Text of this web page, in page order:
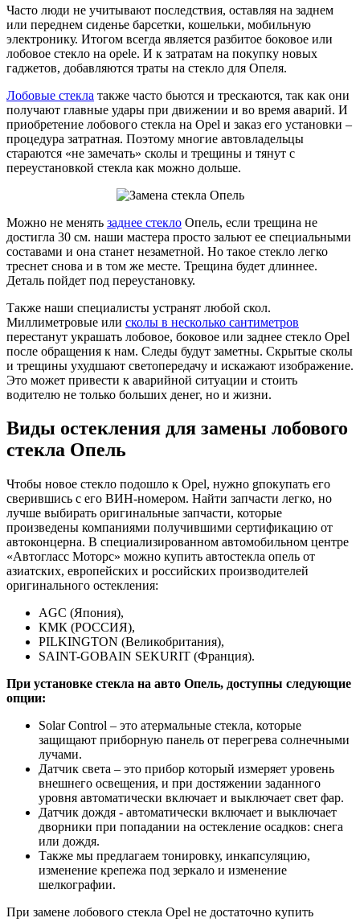
Часто люди не учитывают последствия, оставляя на заднем
или переднем сиденье барсетки, кошельки, мобильную
электронику. Итогом всегда является разбитое боковое или
лобовое стекло на opelе. И к затратам на покупку новых
гаджетов, добавляются траты на стекло для Опеля.
Лобовые стекла также часто бьются и трескаются, так как они
получают главные удары при движении и во время аварий. И
приобретение лобового стекла на Оpel и заказ его установки –
процедура затратная. Поэтому многие автовладельцы
стараются «не замечать» сколы и трещины и тянут с
переустановкой стекла как можно дольше.
Можно не менять заднее стекло Опель, если трещина не
достигла 30 см. наши мастера просто зальют ее специальными
составами и она станет незаметной. Но такое стекло легко
треснет снова и в том же месте. Трещина будет длиннее.
Деталь пойдет под переустановку.
Также наши специалисты устранят любой скол.
Миллиметровые или сколы в несколько сантиметров
перестанут украшать лобовое, боковое или заднее стекло Оpel
после обращения к нам. Следы будут заметны. Скрытые сколы
и трещины ухудшают светопередачу и искажают изображение.
Это может привести к аварийной ситуации и стоить
водителю не только больших денег, но и жизни.
Виды остекления для замены лобового
стекла Опель
Чтобы новое стекло подошло к Opel, нужно gпокупать его
сверившись с его ВИН-номером. Найти запчасти легко, но
лучше выбирать оригинальные запчасти, которые
произведены компаниями получившими сертификацию от
автоконцерна. В специализированном автомобильном центре
«Автогласс Моторс» можно купить автостекла опель от
азиатских, европейских и российских производителей
оригинального остекления:
AGC (Япония),
КМК (РОССИЯ),
PILKINGTON (Великобритания),
SAINT-GOBAIN SEKURIT (Франция).
При установке стекла на авто Опель, доступны следующие
опции:
Solar Control – это атермальные стекла, которые
защищают приборную панель от перегрева солнечными
лучами.
Датчик света – это прибор который измеряет уровень
внешнего освещения, и при достяжении заданного
уровня автоматически включает и выключает свет фар.
Датчик дождя - автоматически включает и выключает
дворники при попадании на остекление осадков: снега
или дождя.
Также мы предлагаем тонировку, инкапсуляцию,
изменение крепежа под зеркало и изменение
шелкографии.
При замене лобового стекла Opel не достаточно купить